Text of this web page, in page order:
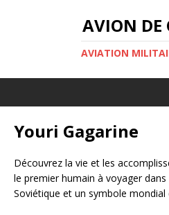
AVION DE
AVIATION
Youri Gagarine
Découvrez la vie et les
le premier humain à voyager dans
Soviétique et un symbole mondial